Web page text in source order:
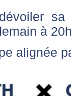
à
alignée